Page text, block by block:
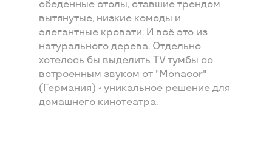
обеденные столы, ставшие трендом
вытянутые, низкие комоды и
элегантные кровати. И всё это из
натурального дерева. Отдельно
хотелось бы выделить TV тумбы со
встроенным звуком от "Monacor"
(Германия) - уникальное решение для
домашнего кинотеатра.